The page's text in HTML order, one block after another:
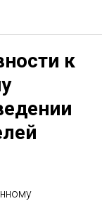
к